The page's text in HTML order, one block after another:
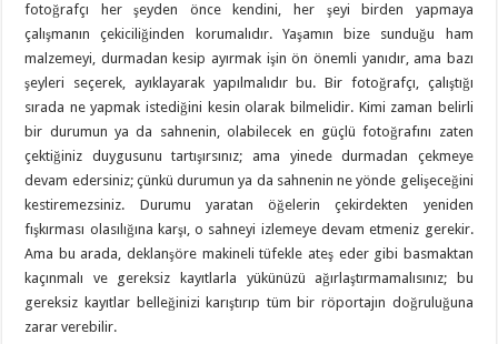
fotoğrafçı her şeyden önce kendini, her şeyi birden yapmaya
çalışmanın çekiciliğinden korumalıdır. Yaşamın bize sunduğu ham
malzemeyi, durmadan kesip ayırmak işin ön önemli yanıdır, ama bazı
şeyleri seçerek, ayıklayarak yapılmalıdır bu. Bir fotoğrafçı, çalıştığı
sırada ne yapmak istediğini kesin olarak bilmelidir. Kimi zaman belirli
bir durumun ya da sahnenin, olabilecek en güçlü fotoğrafını zaten
çektiğiniz duygusunu tartışırsınız; ama yinede durmadan çekmeye
devam edersiniz; çünkü durumun ya da sahnenin ne yönde gelişeceğini
kestiremezsiniz. Durumu yaratan öğelerin çekirdekten yeniden
fışkırması olasılığına karşı, o sahneyi izlemeye devam etmeniz gerekir.
Ama bu arada, deklanşöre makineli tüfekle ateş eder gibi basmaktan
kaçınmalı ve gereksiz kayıtlarla yükünüzü ağırlaştırmamalısınız; bu
gereksiz kayıtlar belleğinizi karıştırıp tüm bir röportajın doğruluğuna
zarar verebilir.